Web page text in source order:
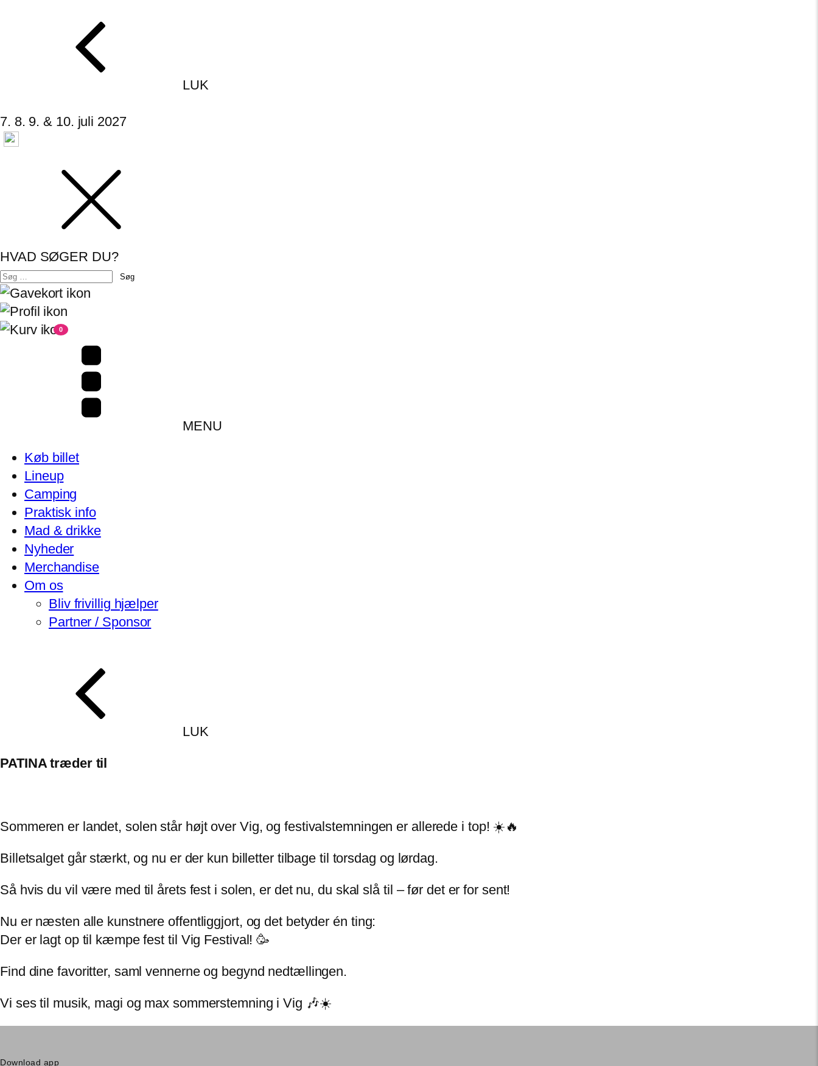
LUK
7. 8. 9. & 10. juli 2027
HVAD SØGER DU?
Søg
efter:
0
MENU
Køb billet
Lineup
Camping
Praktisk info
Mad & drikke
Nyheder
Merchandise
Om os
Bliv frivillig hjælper
Partner / Sponsor
LUK
PATINA træder til
Sommeren er landet, solen står højt over Vig, og festivalstemningen er allerede i top! ☀️🔥
Billetsalget går stærkt, og nu er der kun billetter tilbage til torsdag og lørdag.
Så hvis du vil være med til årets fest i solen, er det nu, du skal slå til – før det er for sent!
Nu er næsten alle kunstnere offentliggjort, og det betyder én ting:
Der er lagt op til kæmpe fest til Vig Festival! 🥳
Find dine favoritter, saml vennerne og begynd nedtællingen.
Vi ses til musik, magi og max sommerstemning i Vig 🎶☀️
Download app